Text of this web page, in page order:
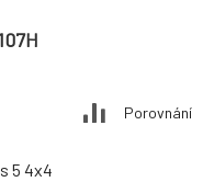
Porovnání
5 4x4